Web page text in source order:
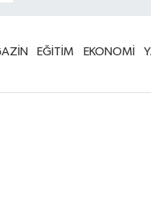
EĞİTİM EKONOMİ